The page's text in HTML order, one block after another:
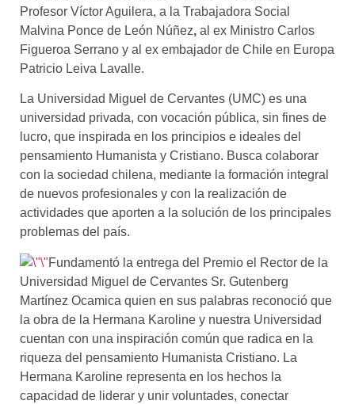
Profesor Víctor Aguilera, a la Trabajadora Social
Malvina Ponce de León Núñez, al ex Ministro Carlos
Figueroa Serrano y al ex embajador de Chile en Europa
Patricio Leiva Lavalle.
La Universidad Miguel de Cervantes (UMC) es una
universidad privada, con vocación pública, sin fines de
lucro, que inspirada en los principios e ideales del
pensamiento Humanista y Cristiano. Busca colaborar
con la sociedad chilena, mediante la formación integral
de nuevos profesionales y con la realización de
actividades que aporten a la solución de los principales
problemas del país.
Fundamentó la entrega del Premio el Rector de la
Universidad Miguel de Cervantes Sr. Gutenberg
Martínez Ocamica quien en sus palabras reconoció que
la obra de la Hermana Karoline y nuestra Universidad
cuentan con una inspiración común que radica en la
riqueza del pensamiento Humanista Cristiano. La
Hermana Karoline representa en los hechos la
capacidad de liderar y unir voluntades, conectar